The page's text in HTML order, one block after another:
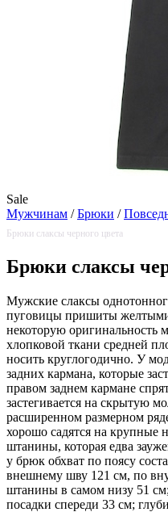
Sale
Мужчинам / Брюки /
Брюки слаксы черного цвета
Брюки слаксы
Мужские слаксы
пуговицы пришиты желтыми
некоторую
хлопковой ткани средней
носить круглогодично. У
задних кармана, которые
правом заднем кармане
застегивается на скрытую
расширенном размерном
хорошо садятся на крупные
штанины, которая едва
у брюк обхват по поясу
внешнему шву 121 см, по
штанины в самом низу 51
посадки спереди 33 см;